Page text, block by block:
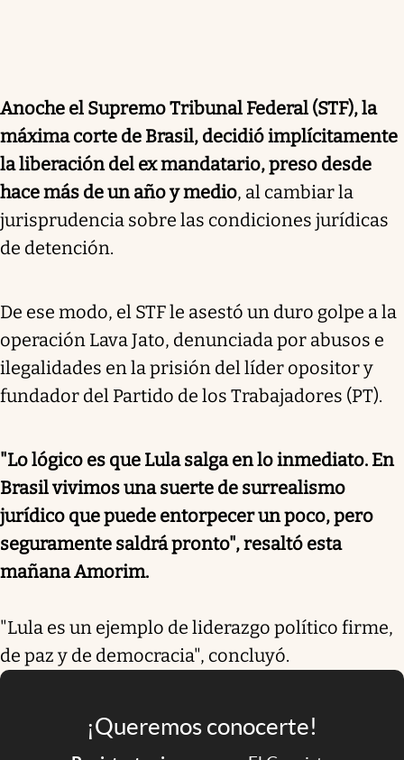
Anoche el Supremo Tribunal Federal (STF), la
máxima corte de Brasil, decidió implícitamente
la liberación del ex mandatario, preso desde
hace más de un año y medio, al cambiar la
jurisprudencia sobre las condiciones jurídicas
de detención.
De ese modo, el STF le asestó un duro golpe a la
operación Lava Jato, denunciada por abusos e
ilegalidades en la prisión del líder opositor y
fundador del Partido de los Trabajadores (PT).
"Lo lógico es que Lula salga en lo inmediato. En
Brasil vivimos una suerte de surrealismo
jurídico que puede entorpecer un poco, pero
seguramente saldrá pronto", resaltó esta
mañana Amorim.
"Lula es un ejemplo de liderazgo político firme,
de paz y de democracia", concluyó.
¡Queremos conocerte!